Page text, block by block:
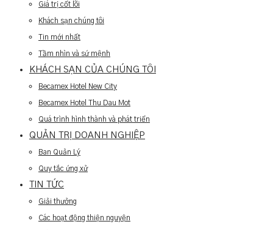
Giá trị cốt lõi
Khách sạn chúng tôi
Tin mới nhất
Tầm nhìn và sứ mệnh
KHÁCH SẠN CỦA CHÚNG TÔI
Becamex Hotel New City
Becamex Hotel Thu Dau Mot
Quá trình hình thành và phát triển
QUẢN TRỊ DOANH NGHIỆP
Ban Quản Lý
Quy tắc ứng xử
TIN TỨC
Giải thưởng
Các hoạt động thiện nguyện